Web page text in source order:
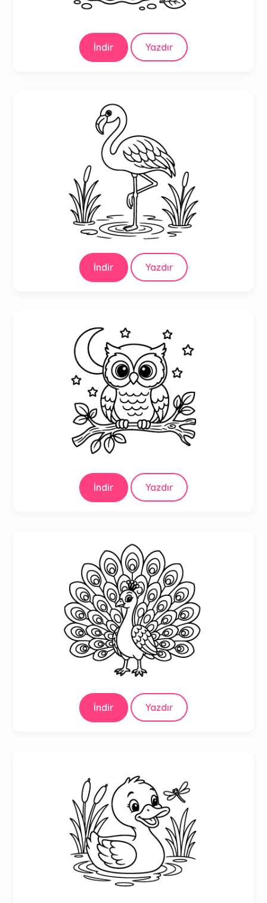
İndir Yazdır
İndir Yazdır
İndir Yazdır
İndir Yazdır